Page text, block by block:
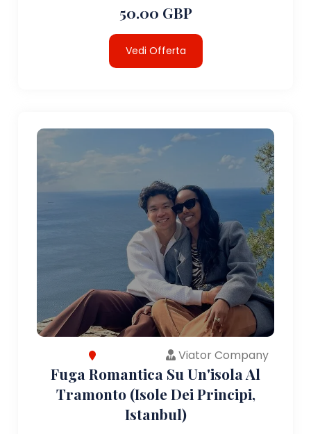
50.00 GBP
Vedi Offerta
Viator Company
Fuga Romantica Su Un'isola Al
Tramonto (Isole Dei Principi,
Istanbul)